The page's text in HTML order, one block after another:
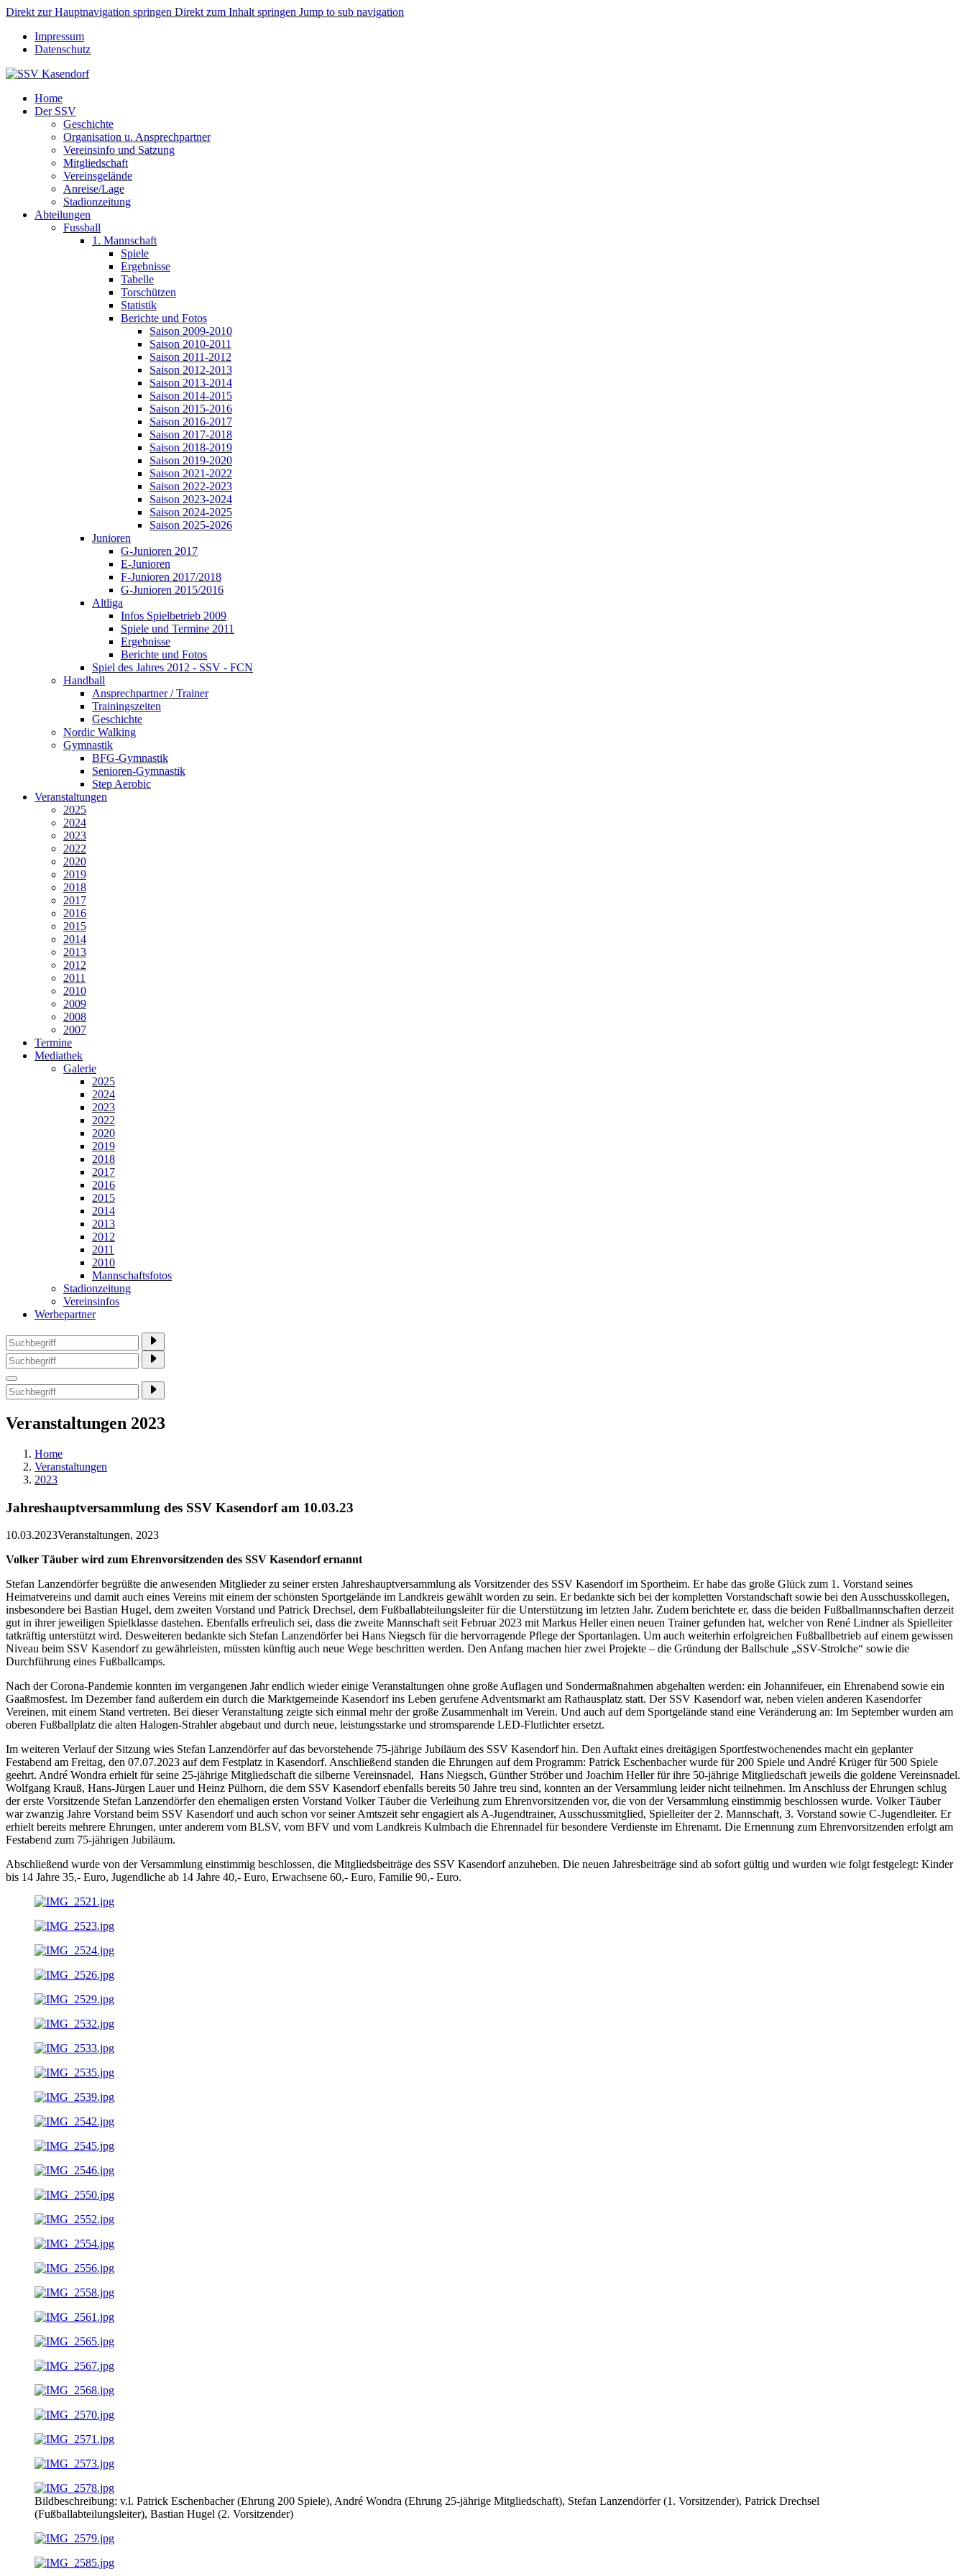
Direkt zur Hauptnavigation springen Direkt zum Inhalt springen Jump to sub navigation
Impressum
Datenschutz
Home
Der SSV
Geschichte
Organisation u. Ansprechpartner
Vereinsinfo und Satzung
Mitgliedschaft
Vereinsgelände
Anreise/Lage
Stadionzeitung
Abteilungen
Fussball
1. Mannschaft
Spiele
Ergebnisse
Tabelle
Torschützen
Statistik
Berichte und Fotos
Saison 2009-2010
Saison 2010-2011
Saison 2011-2012
Saison 2012-2013
Saison 2013-2014
Saison 2014-2015
Saison 2015-2016
Saison 2016-2017
Saison 2017-2018
Saison 2018-2019
Saison 2019-2020
Saison 2021-2022
Saison 2022-2023
Saison 2023-2024
Saison 2024-2025
Saison 2025-2026
Junioren
G-Junioren 2017
E-Junioren
F-Junioren 2017/2018
G-Junioren 2015/2016
Altliga
Infos Spielbetrieb 2009
Spiele und Termine 2011
Ergebnisse
Berichte und Fotos
Spiel des Jahres 2012 - SSV - FCN
Handball
Ansprechpartner / Trainer
Trainingszeiten
Geschichte
Nordic Walking
Gymnastik
BFG-Gymnastik
Senioren-Gymnastik
Step Aerobic
Veranstaltungen
2025
2024
2023
2022
2020
2019
2018
2017
2016
2015
2014
2013
2012
2011
2010
2009
2008
2007
Termine
Mediathek
Galerie
2025
2024
2023
2022
2020
2019
2018
2017
2016
2015
2014
2013
2012
2011
2010
Mannschaftsfotos
Stadionzeitung
Vereinsinfos
Werbepartner
Veranstaltungen 2023
Home
Veranstaltungen
2023
Jahreshauptversammlung des SSV Kasendorf am 10.03.23
10.03.2023Veranstaltungen, 2023
Volker Täuber wird zum Ehrenvorsitzenden des SSV Kasendorf ernannt
Stefan Lanzendörfer begrüßte die anwesenden Mitglieder zu seiner ersten Jahreshauptversammlung als Vorsitzender des SSV Kasendorf im Sportheim. Er habe das große Glück zum 1. Vorstand seines
Heimatvereins und damit auch eines Vereins mit einem der schönsten Sportgelände im Landkreis gewählt worden zu sein. Er bedankte sich bei der kompletten Vorstandschaft sowie bei den Ausschusskollegen,
insbesondere bei Bastian Hugel, dem zweiten Vorstand und Patrick Drechsel, dem Fußballabteilungsleiter für die Unterstützung im letzten Jahr. Zudem berichtete er, dass die beiden Fußballmannschaften derzeit
gut in ihrer jeweiligen Spielklasse dastehen. Ebenfalls erfreulich sei, dass die zweite Mannschaft seit Februar 2023 mit Markus Heller einen neuen Trainer gefunden hat, welcher von René Lindner als Spielleiter
tatkräftig unterstützt wird. Desweiteren bedankte sich Stefan Lanzendörfer bei Hans Niegsch für die hervorragende Pflege der Sportanlagen. Um auch weiterhin erfolgreichen Fußballbetrieb auf einem gewissen
Niveau beim SSV Kasendorf zu gewährleisten, müssten künftig auch neue Wege beschritten werden. Den Anfang machen hier zwei Projekte – die Gründung der Ballschule „SSV-Strolche“ sowie die
Durchführung eines Fußballcamps.
Nach der Corona-Pandemie konnten im vergangenen Jahr endlich wieder einige Veranstaltungen ohne große Auflagen und Sondermaßnahmen abgehalten werden: ein Johannifeuer, ein Ehrenabend sowie ein
Gaaßmosfest. Im Dezember fand außerdem ein durch die Marktgemeinde Kasendorf ins Leben gerufene Adventsmarkt am Rathausplatz statt. Der SSV Kasendorf war, neben vielen anderen Kasendorfer
Vereinen, mit einem Stand vertreten. Bei dieser Veranstaltung zeigte sich einmal mehr der große Zusammenhalt im Verein. Und auch auf dem Sportgelände stand eine Veränderung an: Im September wurden am
oberen Fußballplatz die alten Halogen-Strahler abgebaut und durch neue, leistungsstarke und stromsparende LED-Flutlichter ersetzt.
Im weiteren Verlauf der Sitzung wies Stefan Lanzendörfer auf das bevorstehende 75-jährige Jubiläum des SSV Kasendorf hin. Den Auftakt eines dreitägigen Sportfestwochenendes macht ein geplanter
Festabend am Freitag, den 07.07.2023 auf dem Festplatz in Kasendorf. Anschließend standen die Ehrungen auf dem Programm: Patrick Eschenbacher wurde für 200 Spiele und André Krüger für 500 Spiele
geehrt. André Wondra erhielt für seine 25-jährige Mitgliedschaft die silberne Vereinsnadel, Hans Niegsch, Günther Ströber und Joachim Heller für ihre 50-jährige Mitgliedschaft jeweils die goldene Vereinsnadel.
Wolfgang Krauß, Hans-Jürgen Lauer und Heinz Pülhorn, die dem SSV Kasendorf ebenfalls bereits 50 Jahre treu sind, konnten an der Versammlung leider nicht teilnehmen. Im Anschluss der Ehrungen schlug
der erste Vorsitzende Stefan Lanzendörfer den ehemaligen ersten Vorstand Volker Täuber die Verleihung zum Ehrenvorsitzenden vor, die von der Versammlung einstimmig beschlossen wurde. Volker Täuber
war zwanzig Jahre Vorstand beim SSV Kasendorf und auch schon vor seiner Amtszeit sehr engagiert als A-Jugendtrainer, Ausschussmitglied, Spielleiter der 2. Mannschaft, 3. Vorstand sowie C-Jugendleiter. Er
erhielt bereits mehrere Ehrungen, unter anderem vom BLSV, vom BFV und vom Landkreis Kulmbach die Ehrennadel für besondere Verdienste im Ehrenamt. Die Ernennung zum Ehrenvorsitzenden erfolgt am
Festabend zum 75-jährigen Jubiläum.
Abschließend wurde von der Versammlung einstimmig beschlossen, die Mitgliedsbeiträge des SSV Kasendorf anzuheben. Die neuen Jahresbeiträge sind ab sofort gültig und wurden wie folgt festgelegt: Kinder
bis 14 Jahre 35,- Euro, Jugendliche ab 14 Jahre 40,- Euro, Erwachsene 60,- Euro, Familie 90,- Euro.
Bildbeschreibung: v.l. Patrick Eschenbacher (Ehrung 200 Spiele), André Wondra (Ehrung 25-jährige Mitgliedschaft), Stefan Lanzendörfer (1. Vorsitzender), Patrick Drechsel
(Fußballabteilungsleiter), Bastian Hugel (2. Vorsitzender)